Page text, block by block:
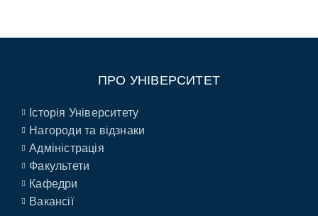
ПРО УНІВЕРСИТЕТ
Історія Університету
Нагороди та відзнаки
Адміністрація
Факультети
Кафедри
Вакансії